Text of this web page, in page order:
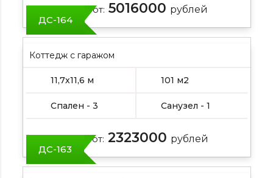
Цена от: 5016000 рублей
ДС-164
Коттедж с гаражом
11,7х11,6 м 101 м2
Спален - 3 Санузел - 1
Цена от: 2323000 рублей
ДС-163